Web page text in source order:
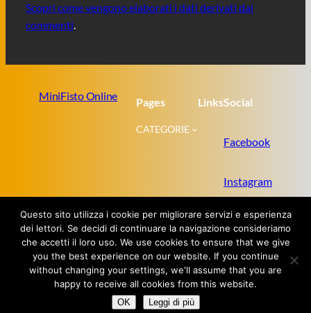
Scopri come vengono elaborati i dati derivati dai
commenti.
MiniFisto Online Pages
CATEGORIE
LinksSocial
Facebook
Instagram
Twitter
Proudly powered by WordPress
Questo sito utilizza i cookie per migliorare servizi e esperienza
dei lettori. Se decidi di continuare la navigazione consideriamo
che accetti il loro uso. We use cookies to ensure that we give
you the best experience on our website. If you continue
without changing your settings, we'll assume that you are
happy to receive all cookies from this website.
OK Leggi di più